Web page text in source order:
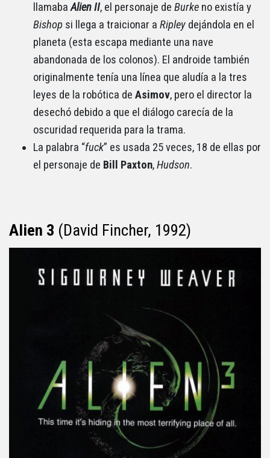
llamabaAlien II, el personaje de Burke no existía y
Bishop si llega a traicionar a Ripley dejándola en el
planeta (esta escapa mediante una nave
abandonada de los colonos). El androide también
originalmente tenía una línea que aludía a la tres
leyes de la robótica de Asimov, pero el director la
desechó debido a que el diálogo carecía de la
oscuridad requerida para la trama.
La palabra “fuck” es usada 25 veces, 18 de ellas por
el personaje de Bill Paxton,Hudson.
Alien 3 (David Fincher, 1992)